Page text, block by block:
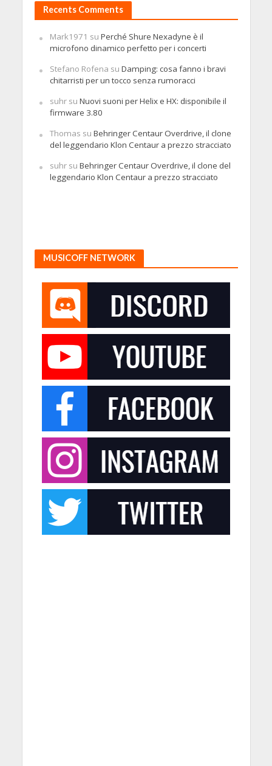
Recents Comments
Mark1971 su Perché Shure Nexadyne è il
microfono dinamico perfetto per i concerti
Stefano Rofena su Damping: cosa fanno i bravi
chitarristi per un tocco senza rumoracci
suhrsu Nuovi suoni per Helix e HX: disponibile il
firmware 3.80
Thomas su Behringer Centaur Overdrive, il clone
del leggendario Klon Centaur a prezzo stracciato
suhrsu Behringer Centaur Overdrive, il clone del
leggendario Klon Centaur a prezzo stracciato
MUSICOFF NETWORK